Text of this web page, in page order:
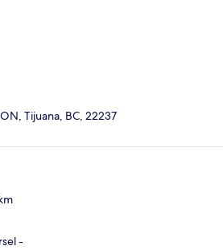
Tijuana, BC, 22237
-